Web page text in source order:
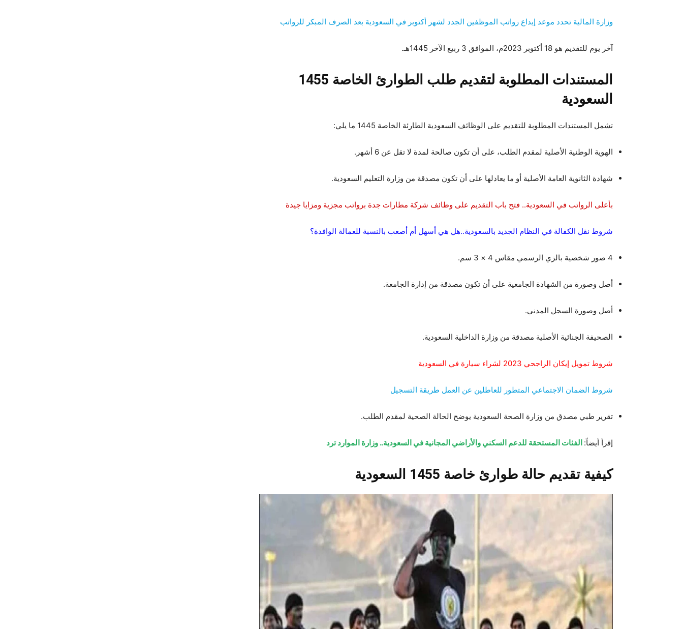
وزارة المالية تحدد موعد إيداع رواتب الموظفين الجدد لشهر أكتوبر في السعودية بعد الصرف المبكر للرواتب
آخر يوم للتقديم هو 18 أكتوبر 2023م، الموافق 3 ربيع الآخر 1445هـ.
المستندات المطلوبة لتقديم طلب الطوارئ الخاصة 1455
السعودية
تشمل المستندات المطلوبة للتقديم على الوظائف السعودية الطارئة الخاصة 1445 ما يلي:
الهوية الوطنية الأصلية لمقدم الطلب، على أن تكون صالحة لمدة لا تقل عن 6 أشهر.
شهادة الثانوية العامة الأصلية أو ما يعادلها على أن تكون مصدقة من وزارة التعليم السعودية.
بأعلى الرواتب في السعودية.. فتح باب التقديم على وظائف شركة مطارات جدة برواتب مجزية ومزايا جيدة
شروط نقل الكفالة في النظام الجديد بالسعودية..هل هي أسهل أم أصعب بالنسبة للعمالة الوافدة؟
4 صور شخصية بالزي الرسمي مقاس 4 × 3 سم.
أصل وصورة من الشهادة الجامعية على أن تكون مصدقة من إدارة الجامعة.
أصل وصورة السجل المدني.
الصحيفة الجنائية الأصلية مصدقة من وزارة الداخلية السعودية.
شروط تمويل إيكان الراجحي 2023 لشراء سيارة في السعودية
شروط الضمان الاجتماعي المتطور للعاطلين عن العمل طريقة التسجيل
تقرير طبي مصدق من وزارة الصحة السعودية يوضح الحالة الصحية لمقدم الطلب.
إقرأ أيضاً: الفئات المستحقة للدعم السكني والأراضي المجانية في السعودية.. وزارة الموارد ترد
كيفية تقديم حالة طوارئ خاصة 1455 السعودية